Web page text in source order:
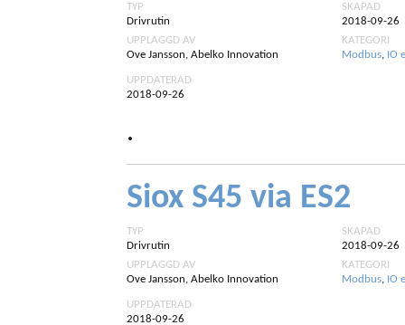
TYP
Drivrutin
UPPLAGGD AV
Ove Jansson, Abelko Innovation
SKAPAD
2018-09-26
KATEGORI
Modbus, IO
UPPDATERAD
2018-09-26
.
Siox S45 via ES2
TYP
Drivrutin
UPPLAGGD AV
Ove Jansson, Abelko Innovation
SKAPAD
2018-09-26
KATEGORI
Modbus, IO
UPPDATERAD
2018-09-26